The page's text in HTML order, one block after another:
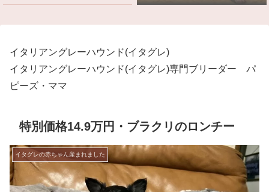
イタリアングレーハウンド(イタグレ)
イタリアングレーハウンド(イタグレ)専門ブリーダー パ
ピーズ・ママ
特別価格14.9万円・ブラクリのロンチー
イタグレの赤ちゃん産まれました